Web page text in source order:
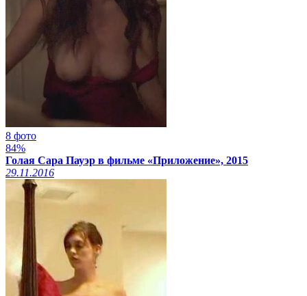
8 фото
84%
Голая Сара Пауэр в фильме «Приложение», 2015
29.11.2016